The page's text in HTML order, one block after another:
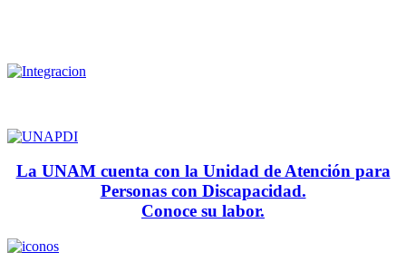
La UNAM cuenta con la Unidad de Atención para
Personas con Discapacidad.
Conoce su labor.